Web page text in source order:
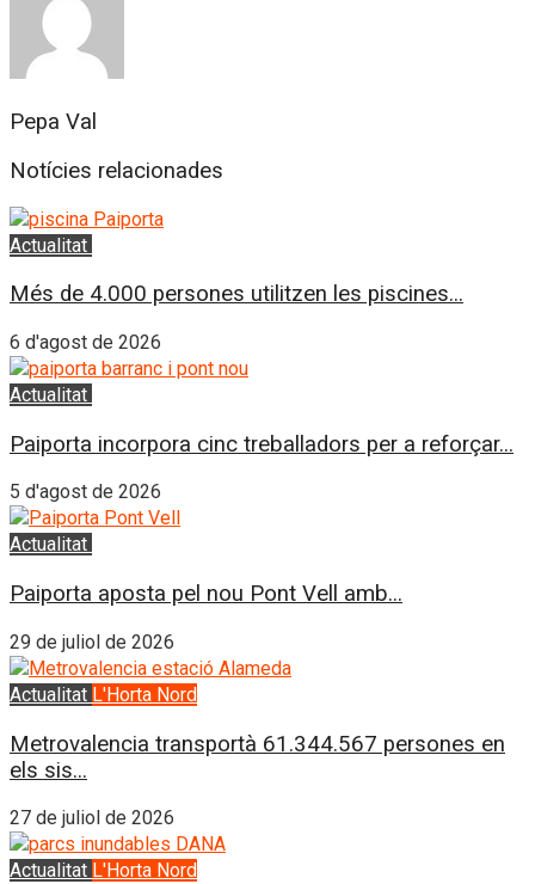
Pepa Val
Notícies relacionades
Actualitat
Més de 4.000 persones utilitzen les piscines...
6 d'agost de 2026
Actualitat
Paiporta incorpora cinc treballadors per a reforçar...
5 d'agost de 2026
Actualitat
Paiporta aposta pel nou Pont Vell amb...
29 de juliol de 2026
Actualitat L'Horta Nord
Metrovalencia transportà 61.344.567 persones en
els sis...
27 de juliol de 2026
Actualitat L'Horta Nord